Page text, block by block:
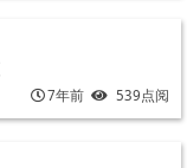
7年前 539点阅